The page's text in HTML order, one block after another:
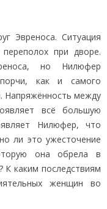
Эвреноса. Ситуация
при дворе.
но Нилюфер
как и самого
Напряжённость между
всё большую
Нилюфер, что
ли это ужесточение
она обрела в
К каким последствиям
женщин во